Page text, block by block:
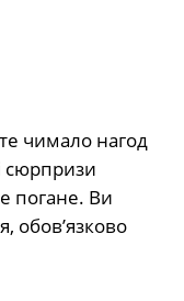
чимало нагод
сюрпризи
погане. Ви
обов’язково